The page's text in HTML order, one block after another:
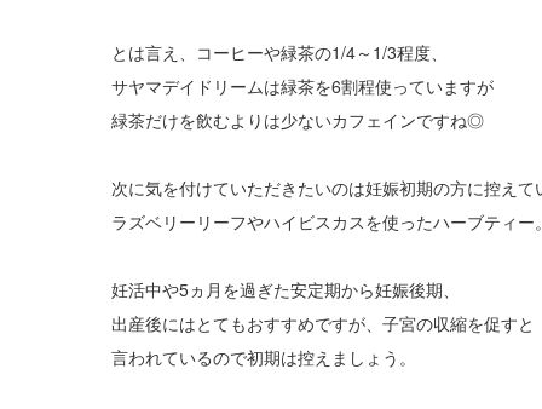
とは言え、コーヒーや緑茶の1/4～1/3程度、
サヤマデイドリームは緑茶を6割程使っていますが
緑茶だけを飲むよりは少ないカフェインですね◎
次に気を付けていただきたいのは妊娠初期の方に控えて
ラズベリーリーフやハイビスカスを使ったハーブティー。
妊活中や5ヵ月を過ぎた安定期から妊娠後期、
出産後にはとてもおすすめですが、子宮の収縮を促すと
言われているので初期は控えましょう。